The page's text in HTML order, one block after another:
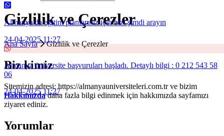
Almanya'da eğitim planlarınız için bizi şimdi arayın
24-04-2025 11:27
Almanya üniversite başvuruları başladı. Detaylı bilgi : 0 212 543 58
06
24-04-2025 11:27
Gizlilik ve Çerezler
Ana Sayfa Gizlilik ve Çerezler
Biz kimiz
Sitemizin adresi: https://almanyauniversiteleri.com.tr ve bizim
Hakkımızda daha fazla bilgi edinmek için hakkımızda sayfamızı
ziyaret ediniz.
Yorumlar